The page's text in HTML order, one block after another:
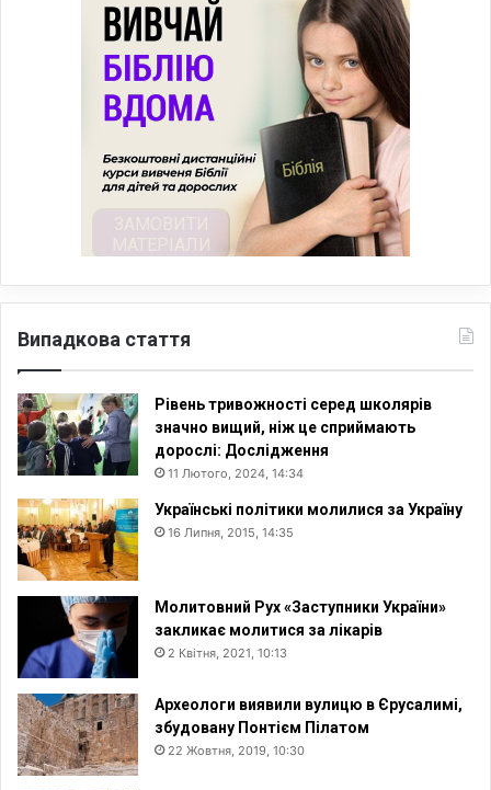
Випадкова стаття
Рівень тривожності серед школярів
значно вищий, ніж це сприймають
дорослі: Дослідження
11 Лютого, 2024, 14:34
Українські політики молилися за Україну
16 Липня, 2015, 14:35
Молитовний Рух «Заступники України»
закликає молитися за лікарів
2 Квітня, 2021, 10:13
Археологи виявили вулицю в Єрусалимі,
збудовану Понтієм Пілатом
22 Жовтня, 2019, 10:30